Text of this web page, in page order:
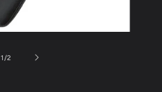
1 /af
2